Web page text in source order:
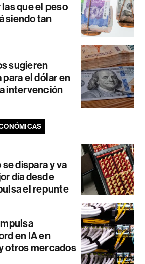
que el peso
siendo tan
sugieren
el dólar en
intervención
dispara y va
día desde
el repunte
en IA en
otros mercados